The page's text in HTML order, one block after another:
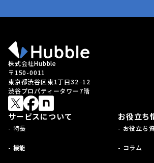
株式会社Hubble
〒150-0011
東京都渋谷区東1丁目32−12
渋谷プロパティータワー7階
サービスについて
- 特長
- 機能
お役立ち
- お役立ち
- コラム